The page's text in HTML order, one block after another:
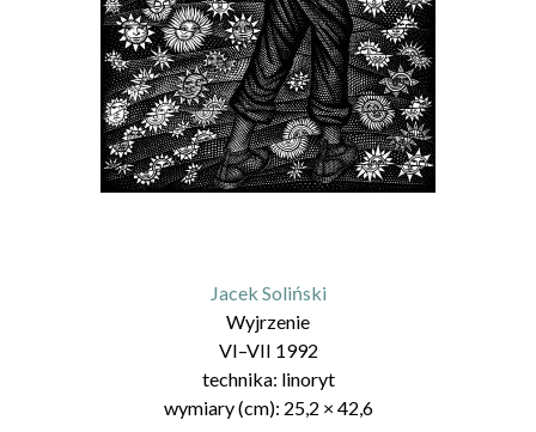
Jacek Soliński
Wyjrzenie
VI–VII 1992
technika: linoryt
wymiary (cm): 25,2 × 42,6